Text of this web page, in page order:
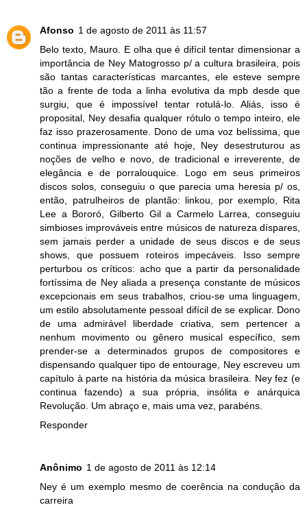
Afonso 1 de agosto de 2011 às 11:57
Belo texto, Mauro. E olha que é difícil tentar dimensionar a
importância de Ney Matogrosso p/ a cultura brasileira, pois
são tantas características marcantes, ele esteve sempre
tão a frente de toda a linha evolutiva da mpb desde que
surgiu, que é impossível tentar rotulá-lo. Aliás, isso é
proposital, Ney desafia qualquer rótulo o tempo inteiro, ele
faz isso prazerosamente. Dono de uma voz belíssima, que
continua impressionante até hoje, Ney desestruturou as
noções de velho e novo, de tradicional e irreverente, de
elegância e de porralouquice. Logo em seus primeiros
discos solos, conseguiu o que parecia uma heresia p/ os,
então, patrulheiros de plantão: linkou, por exemplo, Rita
Lee a Bororó, Gilberto Gil a Carmelo Larrea, conseguiu
simbioses improváveis entre músicos de natureza díspares,
sem jamais perder a unidade de seus discos e de seus
shows, que possuem roteiros impecáveis. Isso sempre
perturbou os críticos: acho que a partir da personalidade
fortíssima de Ney aliada a presença constante de músicos
excepcionais em seus trabalhos, criou-se uma linguagem,
um estilo absolutamente pessoal difícil de se explicar. Dono
de uma admirável liberdade criativa, sem pertencer a
nenhum movimento ou gênero musical específico, sem
prender-se a determinados grupos de compositores e
dispensando qualquer tipo de entourage, Ney escreveu um
capítulo à parte na história da música brasileira. Ney fez (e
continua fazendo) a sua própria, insólita e anárquica
Revolução. Um abraço e, mais uma vez, parabéns.
Responder
Anônimo 1 de agosto de 2011 às 12:14
Ney é um exemplo mesmo de coerência na condução da
carreira